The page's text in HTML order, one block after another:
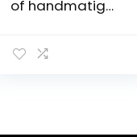
of handmatig
draagbaar,